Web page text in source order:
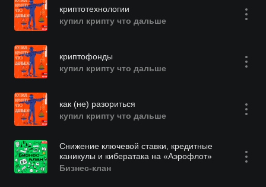
криптотехнологии
купил крипту что дальше
криптофонды
купил крипту что дальше
как (не) разориться
купил крипту что дальше
Снижение ключевой ставки, кредитные
каникулы и кибератака на «Аэрофлот»
Бизнес-клан